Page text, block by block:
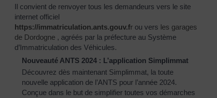
Il convient de renvoyer tous les demandeurs vers le site
internet officiel
https://immatriculation.ants.gouv.fr ou vers les garages
de Dordogne , agréés par la préfecture au Système
d’Immatriculation des Véhicules.
Nouveauté ANTS 2024 : L’application Simplimmat
Découvrez dès maintenant Simplimmat, la toute
nouvelle application de l’ANTS pour l’année 2024.
Conçue dans le but de simplifier toutes vos démarches